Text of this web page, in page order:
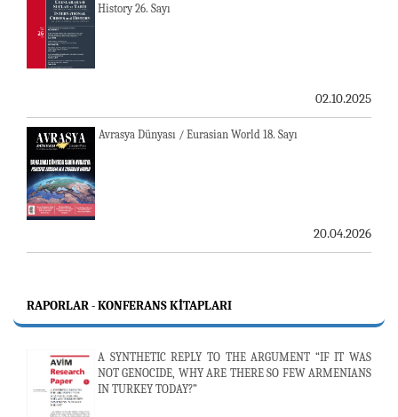
History 26. Sayı
02.10.2025
Avrasya Dünyası / Eurasian World 18. Sayı
20.04.2026
RAPORLAR - KONFERANS KITAPLARI
A SYNTHETIC REPLY TO THE ARGUMENT “IF IT WAS
NOT GENOCIDE, WHY ARE THERE SO FEW ARMENIANS
IN TURKEY TODAY?”